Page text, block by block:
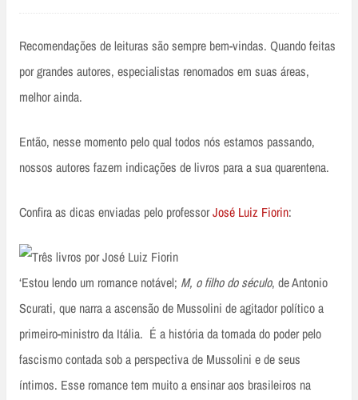
Recomendações de leituras são sempre bem-vindas. Quando feitas
por grandes autores, especialistas renomados em suas áreas,
melhor ainda.
Então, nesse momento pelo qual todos nós estamos passando,
nossos autores fazem indicações de livros para a sua quarentena.
Confira as dicas enviadas pelo professorJosé Luiz Fiorin:
‘Estou lendo um romance notável; M, o filho do século, de Antonio
Scurati, que narra a ascensão de Mussolini de agitador político a
primeiro-ministro da Itália. É a história da tomada do poder pelo
fascismo contada sob a perspectiva de Mussolini e de seus
íntimos. Esse romance tem muito a ensinar aos brasileiros na